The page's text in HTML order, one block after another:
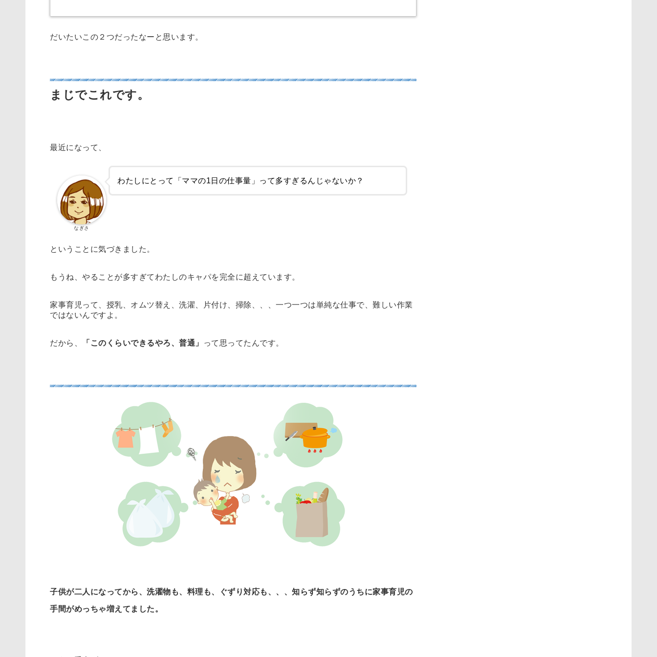
だいたいこの２つだったなーと思います。
まじでこれです。
最近になって、
わたしにとって「ママの1日の仕事量」って多すぎるんじゃないか？
なぎさ
ということに気づきました。
もうね、やることが多すぎてわたしのキャパを完全に超えています。
家事育児って、授乳、オムツ替え、洗濯、片付け、掃除、、、一つ一つは単純な仕事で、難しい作業
ではないんですよ。
だから、 「このくらいできるやろ、普通」 って思ってたんです。
子供が二人になってから、洗濯物も、料理も、ぐずり対応も、、、知らず知らずのうちに家事育児の
手間がめっちゃ増えてました。